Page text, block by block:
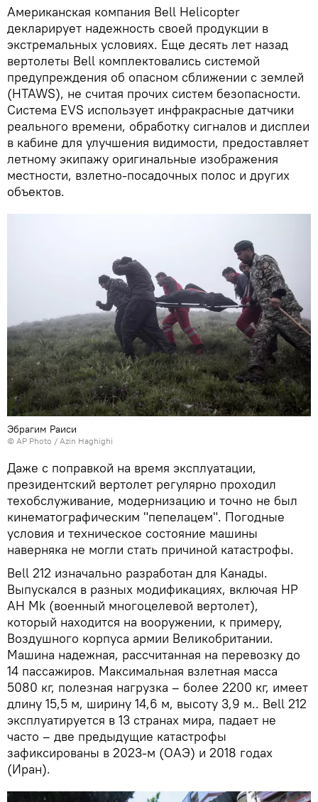
Американская компания Bell Helicopter
декларирует надежность своей продукции в
экстремальных условиях. Еще десять лет назад
вертолеты Bell комплектовались системой
предупреждения об опасном сближении с землей
(HTAWS), не считая прочих систем безопасности.
Система EVS использует инфракрасные датчики
реального времени, обработку сигналов и дисплеи
в кабине для улучшения видимости, предоставляет
летному экипажу оригинальные изображения
местности, взлетно-посадочных полос и других
объектов.
Эбрагим Раиси
© AP Photo / Azin Haghighi
Даже с поправкой на время эксплуатации,
президентский вертолет регулярно проходил
техобслуживание, модернизацию и точно не был
кинематографическим "пепелацем". Погодные
условия и техническое состояние машины
наверняка не могли стать причиной катастрофы.
Bell 212 изначально разработан для Канады.
Выпускался в разных модификациях, включая HP
AH Mk (военный многоцелевой вертолет),
который находится на вооружении, к примеру,
Воздушного корпуса армии Великобритании.
Машина надежная, рассчитанная на перевозку до
14 пассажиров. Максимальная взлетная масса
5080 кг, полезная нагрузка – более 2200 кг, имеет
длину 15,5 м, ширину 14,6 м, высоту 3,9 м.. Bell 212
эксплуатируется в 13 странах мира, падает не
часто – две предыдущие катастрофы
зафиксированы в 2023-м (ОАЭ) и 2018 годах
(Иран).